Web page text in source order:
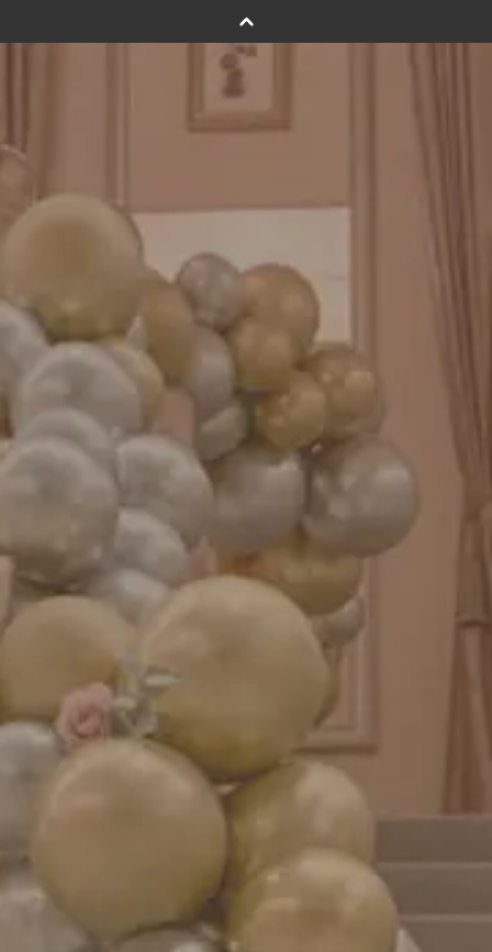
バルーンフラワーブーケについて
プリントフォント詳細＆使用例
成人式バルーン特集